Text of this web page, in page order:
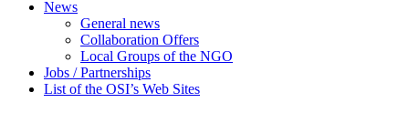
News
General news
Collaboration Offers
Local Groups of the NGO
Jobs / Partnerships
List of the OSI’s Web Sites